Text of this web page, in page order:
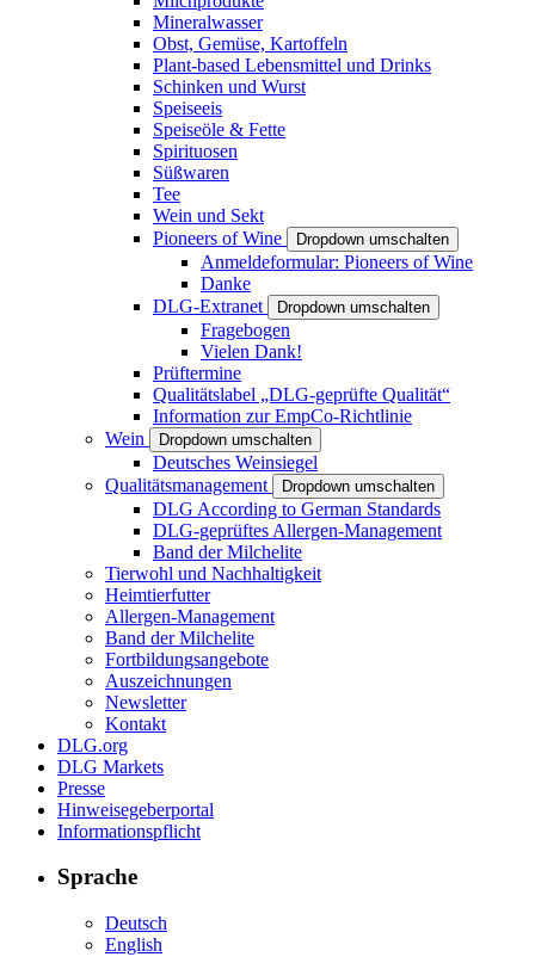
Mineralwasser
Obst, Gemüse, Kartoffeln
Plant-based Lebensmittel und Drinks
Schinken und Wurst
Speiseeis
Speiseöle & Fette
Spirituosen
Süßwaren
Tee
Wein und Sekt
Pioneers of Wine
Dropdown umschalten
Anmeldeformular: Pioneers of Wine
Danke
DLG-Extranet
Dropdown umschalten
Fragebogen
Vielen Dank!
Prüftermine
Qualitätslabel „DLG-geprüfte Qualität“
Information zur EmpCo-Richtlinie
Wein
Dropdown umschalten
Deutsches Weinsiegel
Qualitätsmanagement
Dropdown umschalten
DLG According to German Standards
DLG-geprüftes Allergen-Management
Band der Milchelite
Tierwohl und Nachhaltigkeit
Heimtierfutter
Allergen-Management
Band der Milchelite
Fortbildungsangebote
Auszeichnungen
Newsletter
Kontakt
DLG.org
DLG Markets
Presse
Hinweisegeberportal
Informationspflicht
Sprache
Deutsch
English